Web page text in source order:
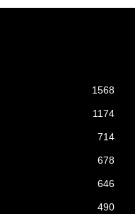
1568
1174
714
678
646
490